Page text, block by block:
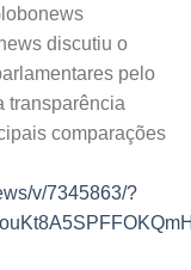
discutiu o
pelo
transparência
comparações
v/7345863/?